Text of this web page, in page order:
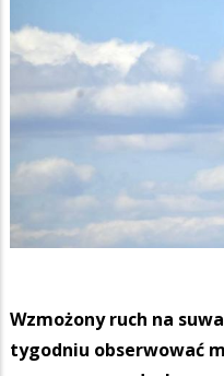
Wzmożony ruch na
tygodniu obserwować